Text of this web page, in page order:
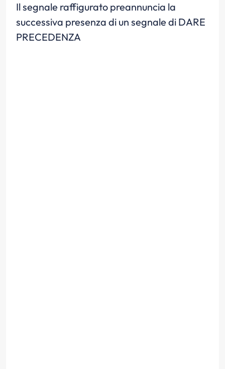
Il segnale raffigurato preannuncia la
successiva presenza di un segnale di DARE
PRECEDENZA